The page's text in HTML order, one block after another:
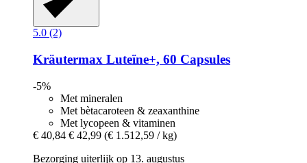
5.0 (2)
Kräutermax Luteïne+, 60 Capsules
-5%
Met mineralen
Met bètacaroteen & zeaxanthine
Met lycopeen & vitaminen
€ 40,84 € 42,99 (€ 1.512,59 / kg)
Bezorging uiterlijk op 13. augustus